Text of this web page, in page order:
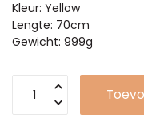
Kleur: Yellow
Lengte: 70cm
Gewicht: 999g